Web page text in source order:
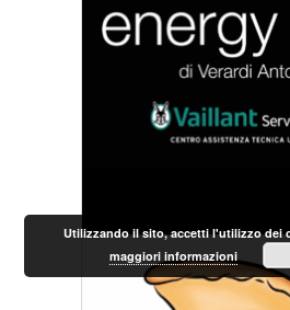
Utilizzando il sito, accetti l'utilizzo dei
maggiori informazioni